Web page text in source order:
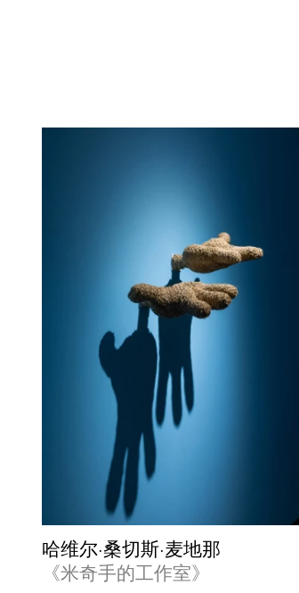
哈维尔·桑切斯·麦地那
《米奇手的工作室》